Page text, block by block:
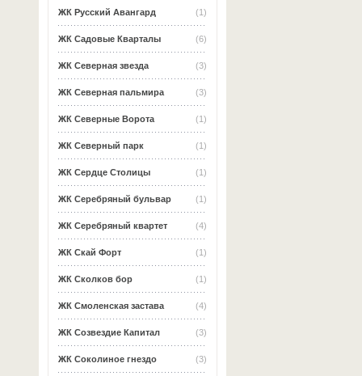
(1)
ЖК Русский Авангард
(6)
ЖК Садовые Кварталы
(3)
ЖК Северная звезда
(3)
ЖК Северная пальмира
(1)
ЖК Северные Ворота
(1)
ЖК Северный парк
(1)
ЖК Сердце Столицы
(1)
ЖК Серебряный бульвар
(4)
ЖК Серебряный квартет
(1)
ЖК Скай Форт
(1)
ЖК Сколков бор
(4)
ЖК Смоленская застава
(3)
ЖК Созвездие Капитал
(3)
ЖК Соколиное гнездо